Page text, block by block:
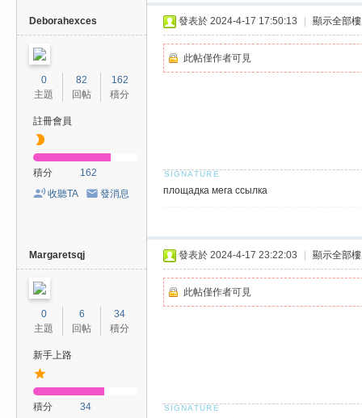
Deborahexces
0
主題
82
回帖
162
積分
註冊會員
積分
162
收聽TA
發消息
發表於 2024-4-17 17:50:13 顯示全部
此帖僅作者可見
площадка мега ссылка
Margaretsqj
0
主題
6
回帖
34
積分
新手上路
積分
34
發表於 2024-4-17 23:22:03 顯示全部
此帖僅作者可見